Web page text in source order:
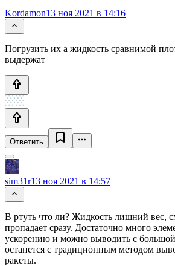
Kordamon13 ноя 2021 в 14:16
Погрузить их а жидкость сравнимой
выдержат
Ответить
sim31r13 ноя 2021 в 14:57
В ртуть что ли? Жидкость лишний вес,
пропадает сразу. Достаточно много
ускорению и можно выводить с большой
останется с традиционным методом
ракеты.